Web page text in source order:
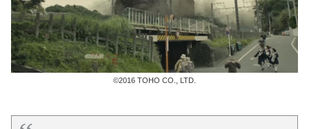
©2016 TOHO CO., LTD.